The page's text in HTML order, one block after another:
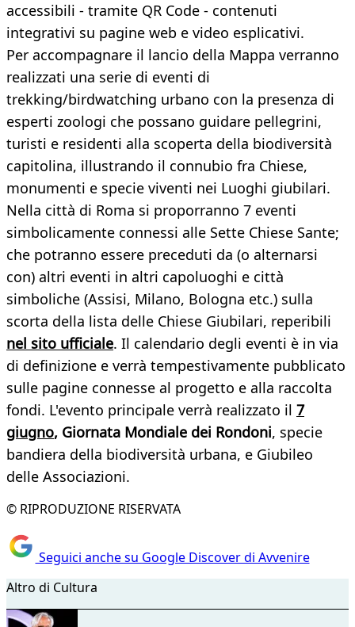
accessibili - tramite QR Code - contenuti
integrativi su pagine web e video esplicativi.
Per accompagnare il lancio della Mappa verranno
realizzati una serie di eventi di
trekking/birdwatching urbano con la presenza di
esperti zoologi che possano guidare pellegrini,
turisti e residenti alla scoperta della biodiversità
capitolina, illustrando il connubio fra Chiese,
monumenti e specie viventi nei Luoghi giubilari.
Nella città di Roma si proporranno 7 eventi
simbolicamente connessi alle Sette Chiese Sante;
che potranno essere preceduti da (o alternarsi
con) altri eventi in altri capoluoghi e città
simboliche (Assisi, Milano, Bologna etc.) sulla
scorta della lista delle Chiese Giubilari, reperibili
nel sito ufficiale. Il calendario degli eventi è in via
di definizione e verrà tempestivamente pubblicato
sulle pagine connesse al progetto e alla raccolta
fondi. L'evento principale verrà realizzato il 7
giugno, Giornata Mondiale dei Rondoni, specie
bandiera della biodiversità urbana, e Giubileo
delle Associazioni.
© RIPRODUZIONE RISERVATA
Seguici anche su Google Discover di Avvenire
Altro di Cultura